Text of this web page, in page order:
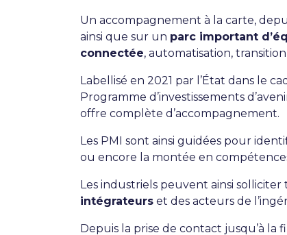
Un accompagnement à la carte,
ainsi que sur un parc important
connectée, automatisation,
Labellisé en 2021 par l’État dans le
Programme d’investissements
offre complète d’accompagnement.
Les PMI sont ainsi guidées pour
ou encore la montée en
Les industriels peuvent ainsi
intégrateurs et des acteurs de
Depuis la prise de contact jusqu’à la